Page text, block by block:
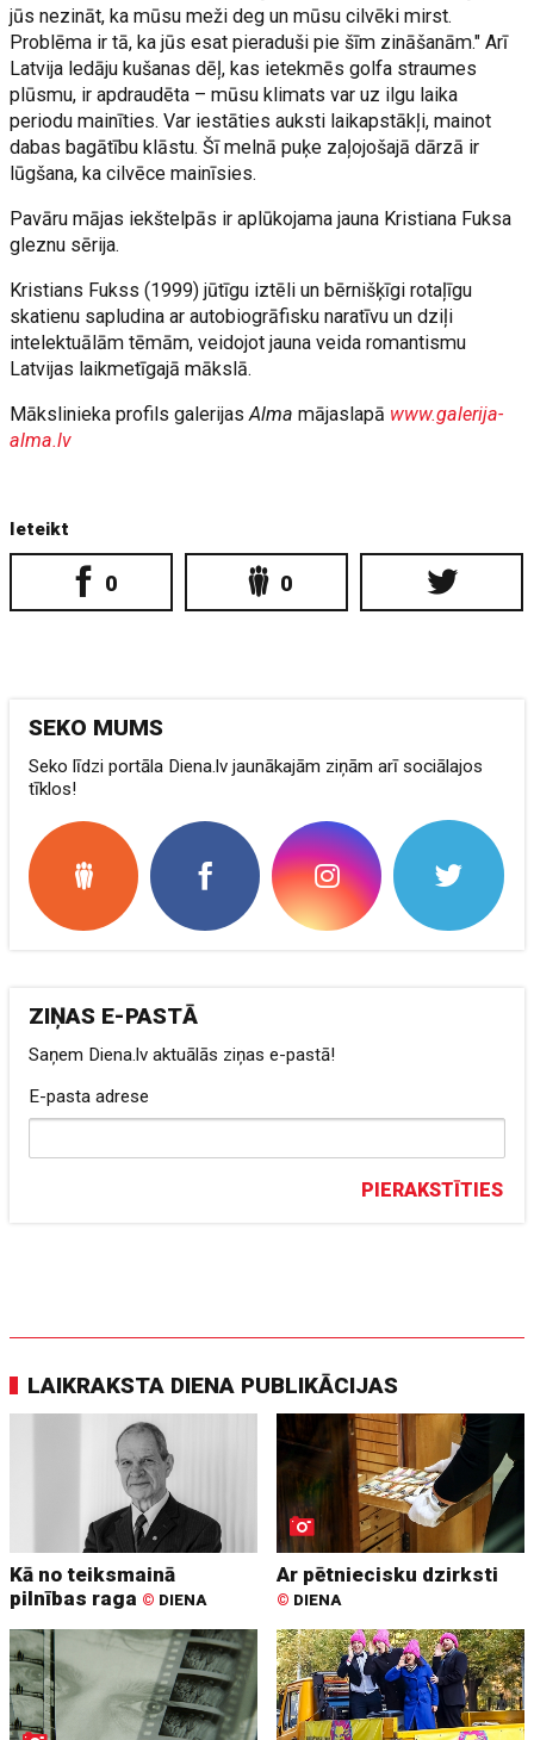
jūs nezināt, ka mūsu meži deg un mūsu cilvēki mirst.
Problēma ir tā, ka jūs esat pieraduši pie šīm zināšanām." Arī
Latvija ledāju kušanas dēļ, kas ietekmēs golfa straumes
plūsmu, ir apdraudēta – mūsu klimats var uz ilgu laika
periodu mainīties. Var iestāties auksti laikapstākļi, mainot
dabas bagātību klāstu. Šī melnā puķe zaļojošajā dārzā ir
lūgšana, ka cilvēce mainīsies.
Pavāru mājas iekštelpās ir aplūkojama jauna Kristiana Fuksa
gleznu sērija.
Kristians Fukss (1999) jūtīgu iztēli un bērnišķīgi rotaļīgu
skatienu sapludina ar autobiogrāfisku naratīvu un dziļi
intelektuālām tēmām, veidojot jauna veida romantismu
Latvijas laikmetīgajā mākslā.
Mākslinieka profils galerijasAlma mājaslapā www.galerija-
alma.lv
Ieteikt
0 0
SEKO MUMS
Seko līdzi portāla Diena.lv jaunākajām ziņām arī sociālajos
tīklos!
ZIŅAS E-PASTĀ
Saņem Diena.lv aktuālās ziņas e-pastā!
E-pasta adrese
PIERAKSTĪTIES
LAIKRAKSTA DIENA PUBLIKĀCIJAS
Kā no teiksmainā
pilnības raga © DIENA
Ar pētniecisku dzirksti
© DIENA